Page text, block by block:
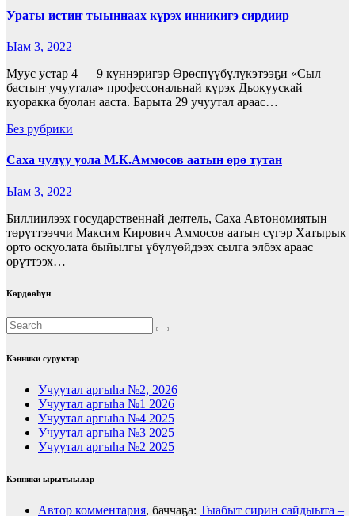
Ураты истиҥ тыыннаах күрэх инникигэ сирдиир
Ыам 3, 2022
Муус устар 4 — 9 күннэригэр Өрөспүүбүлүкэтээҕи «Сыл
бастыҥ учуутала» профессональнай күрэх Дьокуускай
куоракка буолан ааста. Барыта 29 учуутал араас…
Без рубрики
Саха чулуу уола М.К.Аммосов аатын өрө тутан
Ыам 3, 2022
Биллиилээх государственнай деятель, Саха Автономиятын
төрүттээччи Максим Кирович Аммосов аатын сүгэр Хатырык
орто оскуолата быйылгы үбүлүөйдээх сылга элбэх араас
өрүттээх…
Көрдөөһүн
Кэнники суруктар
Учуутал аргыһа №2, 2026
Учуутал аргыһа №1 2026
Учуутал аргыһа №4 2025
Учуутал аргыһа №3 2025
Учуутал аргыһа №2 2025
Кэнники ырытыылар
Автор комментария, баччаҕа: Тыабыт сирин сайдыыта –